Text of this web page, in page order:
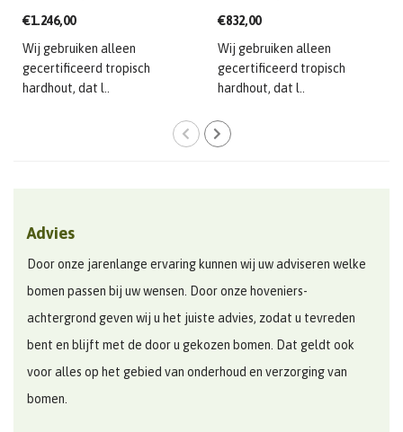
1200x1200x750mm
€1.246,00
Wij gebruiken alleen
gecertificeerd tropisch
hardhout, dat l..
€832,00
Wij gebruiken alleen
gecertificeerd tropisch
hardhout, dat l..
Advies
Door onze jarenlange ervaring kunnen wij uw adviseren welke
bomen passen bij uw wensen. Door onze hoveniers-
achtergrond geven wij u het juiste advies, zodat u tevreden
bent en blijft met de door u gekozen bomen. Dat geldt ook
voor alles op het gebied van onderhoud en verzorging van
bomen.